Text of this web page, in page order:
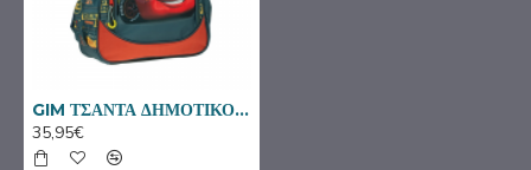
GIM ΤΣΑΝΤΑ ΔΗΜΟΤΙΚΟΥ CARS ON THE ROAD 341-35031
35,95€